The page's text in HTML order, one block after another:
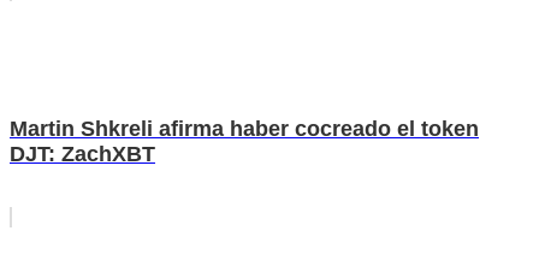
Martin Shkreli afirma haber cocreado el token
DJT: ZachXBT